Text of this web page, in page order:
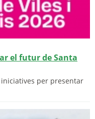
el futur de Santa
per presentar